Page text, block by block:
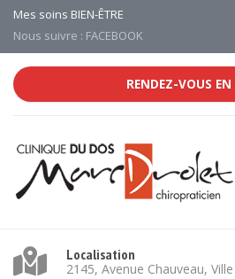
Mes soins BIEN-ÊTRE
Nous suivre : FACEBOOK
RENDEZ-VOUS EN
Localisation
2145, Avenue Chauveau,